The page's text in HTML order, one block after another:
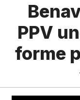
PPV
forme